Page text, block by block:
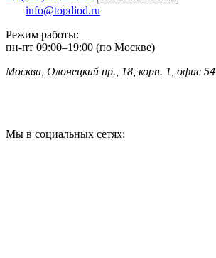
info@topdiod.ru
Режим работы:
пн-пт 09:00–19:00 (по Москве)
Москва, Олонецкий пр., 18, корп. 1, офис 54
Мы в социальных сетях: